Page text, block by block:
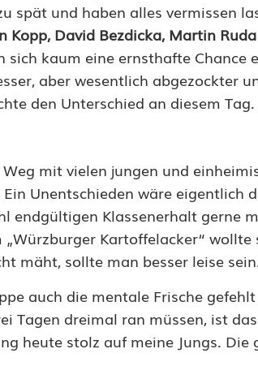
spät und haben alles vermissen
Kopp, David Bezdicka, Martin Ruda
kaum eine ernsthafte Chance
aber wesentlich abgezockter
den Unterschied an diesem Tag.
mit vielen jungen und
Unentschieden wäre eigentlich
endgültigen Klassenerhalt gerne
Kartoffelacker“ wollte
mäht, sollte man besser leise
auch die mentale Frische
Tagen dreimal ran müssen, ist
heute stolz auf meine Jungs. Die